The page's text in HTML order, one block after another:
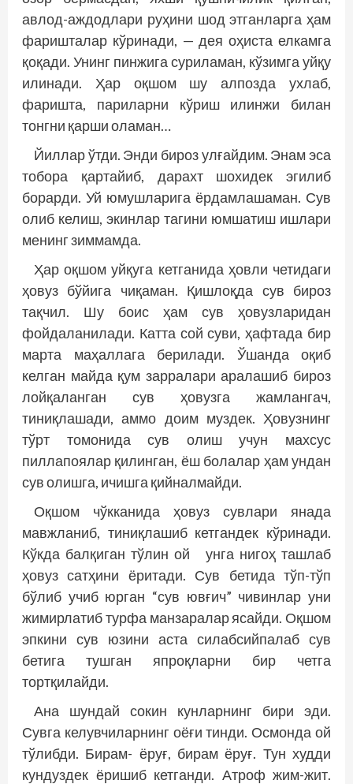
авлод-аждодлари руҳини шод этганларга ҳам
фаришталар кўринади, — дея оҳиста елкамга
қоқади. Унинг пинжига суриламан, кўзимга уйқу
илинади. Ҳар оқшом шу алпозда ухлаб,
фаришта, париларни кўриш илинжи билан
тонгни қарши оламан…
Йиллар ўтди. Энди бироз улғайдим. Энам эса
тобора қартайиб, дарахт шохидек эгилиб
борарди. Уй юмушларига ёрдамлашаман. Сув
олиб келиш, экинлар тагини юмшатиш ишлари
менинг зиммамда.
Ҳар оқшом уйқуга кетганида ҳовли четидаги
ҳовуз бўйига чиқаман. Қишлоқда сув бироз
тақчил. Шу боис ҳам сув ҳовузларидан
фойдаланилади. Катта сой суви, ҳафтада бир
марта маҳаллага берилади. Ўшанда оқиб
келган майда қум зарралари аралашиб бироз
лойқаланган сув ҳовузга жамлангач,
тиниқлашади, аммо доим муздек. Ҳовузнинг
тўрт томонида сув олиш учун махсус
пиллапоялар қилинган, ёш болалар ҳам ундан
сув олишга, ичишга қийналмайди.
Оқшом чўкканида ҳовуз сувлари янада
мавжланиб, тиниқлашиб кетгандек кўринади.
Кўкда балқиган тўлин ой унга нигоҳ ташлаб
ҳовуз сатҳини ёритади. Сув бетида тўп-тўп
бўлиб учиб юрган “сув ювғич” чивинлар уни
жимирлатиб турфа манзаралар ясайди. Оқшом
эпкини сув юзини аста силабсийпалаб сув
бетига тушган япроқларни бир четга
тортқилайди.
Ана шундай сокин кунларнинг бири эди.
Сувга келувчиларнинг оёғи тинди. Осмонда ой
тўлибди. Бирам- ёруғ, бирам ёруғ. Тун худди
кундуздек ёришиб кетганди. Атроф жим-жит.